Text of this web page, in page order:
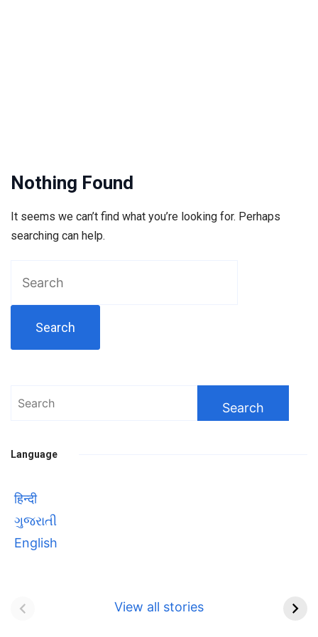
Nothing Found
It seems we can’t find what you’re looking for. Perhaps
searching can help.
for:
Search
Language
हिन्दी
ગુજરાતી
English
View all stories
Teaser and Trailer
फुले(Savitribai